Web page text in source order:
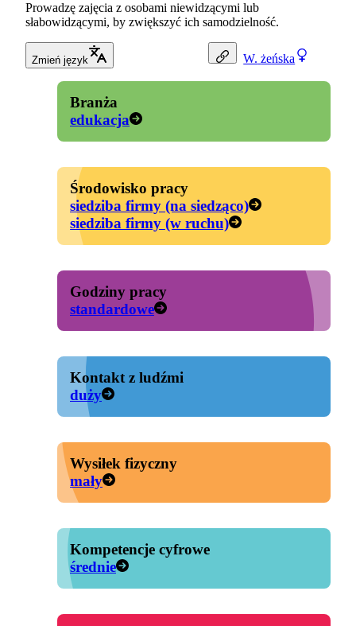
W. żeńska
Prowadzę zajęcia z osobami niewidzącymi lub
słabowidzącymi, by zwiększyć ich samodzielność.
Zmień język
Branża
edukacja
Środowisko pracy
siedziba firmy (na siedząco)
siedziba firmy (w ruchu)
Godziny pracy
standardowe
Kontakt z ludźmi
duży
Wysiłek fizyczny
mały
Kompetencje cyfrowe
średnie